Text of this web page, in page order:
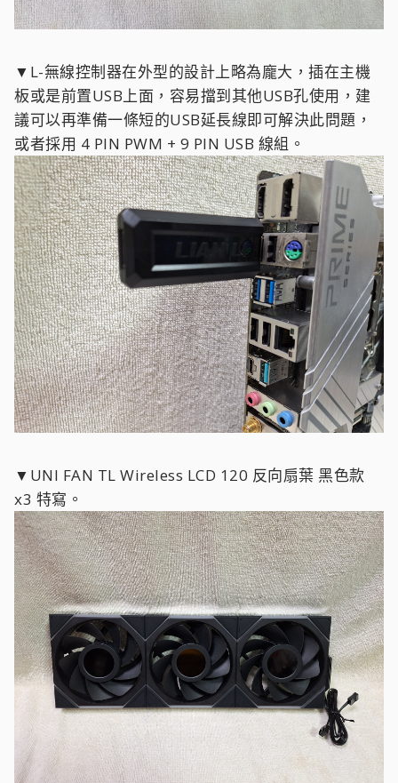
▼L-無線控制器在外型的設計上略為龐大，插在主機
板或是前置USB上面，容易擋到其他USB孔使用，建
議可以再準備一條短的USB延長線即可解決此問題，
或者採用 4 PIN PWM + 9 PIN USB 線組。
▼UNI FAN TL Wireless LCD 120 反向扇葉 黑色款
x3 特寫。